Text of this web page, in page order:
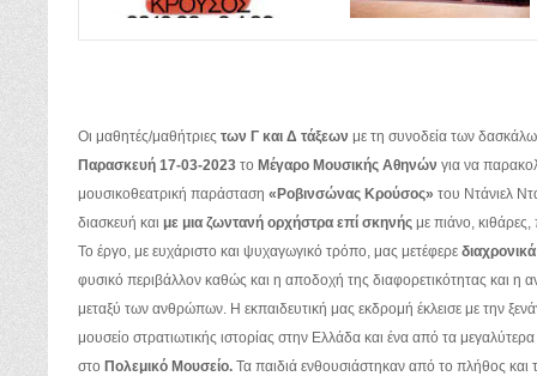
Οι μαθητές/μαθήτριες των Γ και Δ τάξεων με τη συνοδεία των
Παρασκευή 17-03-2023 το Μέγαρο Μουσικής Αθηνών για να
μουσικοθεατρική παράσταση «Ροβινσώνας Κρούσος» του Ντάνιελ
διασκευή και με μια ζωντανή ορχήστρα επί σκηνής με πιάνο, κιθάρες,
Το έργο, με ευχάριστο και ψυχαγωγικό τρόπο, μας μετέφερε
φυσικό περιβάλλον καθώς και η αποδοχή της διαφορετικότητας και η
μεταξύ των ανθρώπων. Η εκπαιδευτική μας εκδρομή έκλεισε με την
μουσείο στρατιωτικής ιστορίας στην Ελλάδα και ένα από τα
στο Πολεμικό Μουσείο. Τα παιδιά ενθουσιάστηκαν από το πλήθος και